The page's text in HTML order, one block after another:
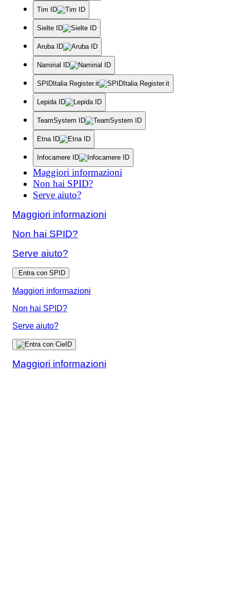
Tim ID
Sielte ID
Aruba ID
Namirial ID
SPIDItalia Register.it
Lepida ID
TeamSystem ID
Etna ID
Infocamere ID
Maggiori informazioni
Non hai SPID?
Serve aiuto?
Maggiori informazioni
Non hai SPID?
Serve aiuto?
Entra con SPID
Maggiori informazioni
Non hai SPID?
Serve aiuto?
Maggiori informazioni